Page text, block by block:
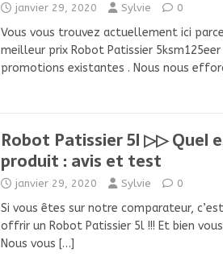
janvier 29, 2020 Sylvie 0
Vous vous trouvez actuellement ici
meilleur prix Robot Patissier
promotions existantes . Nous nous
Robot Patissier 5l ▷▷ Quel
produit : avis et test
janvier 29, 2020 Sylvie 0
Si vous êtes sur notre comparateur,
offrir un Robot Patissier 5l !!! Et bien
Nous vous […]